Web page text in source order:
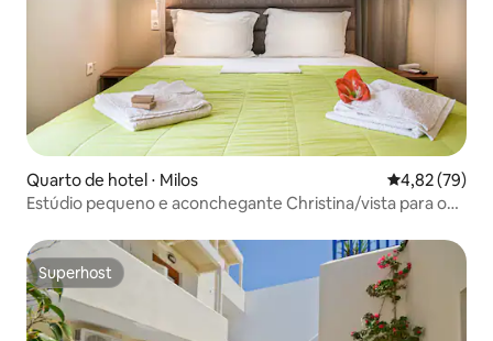
Quarto de hotel ⋅ Milos 4,82 de uma
4,82 (79)
Estúdio pequeno e aconchegante Christina/vista para o
Superhost
Superhost